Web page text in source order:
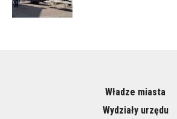
Władze miasta
Wydziały urzędu